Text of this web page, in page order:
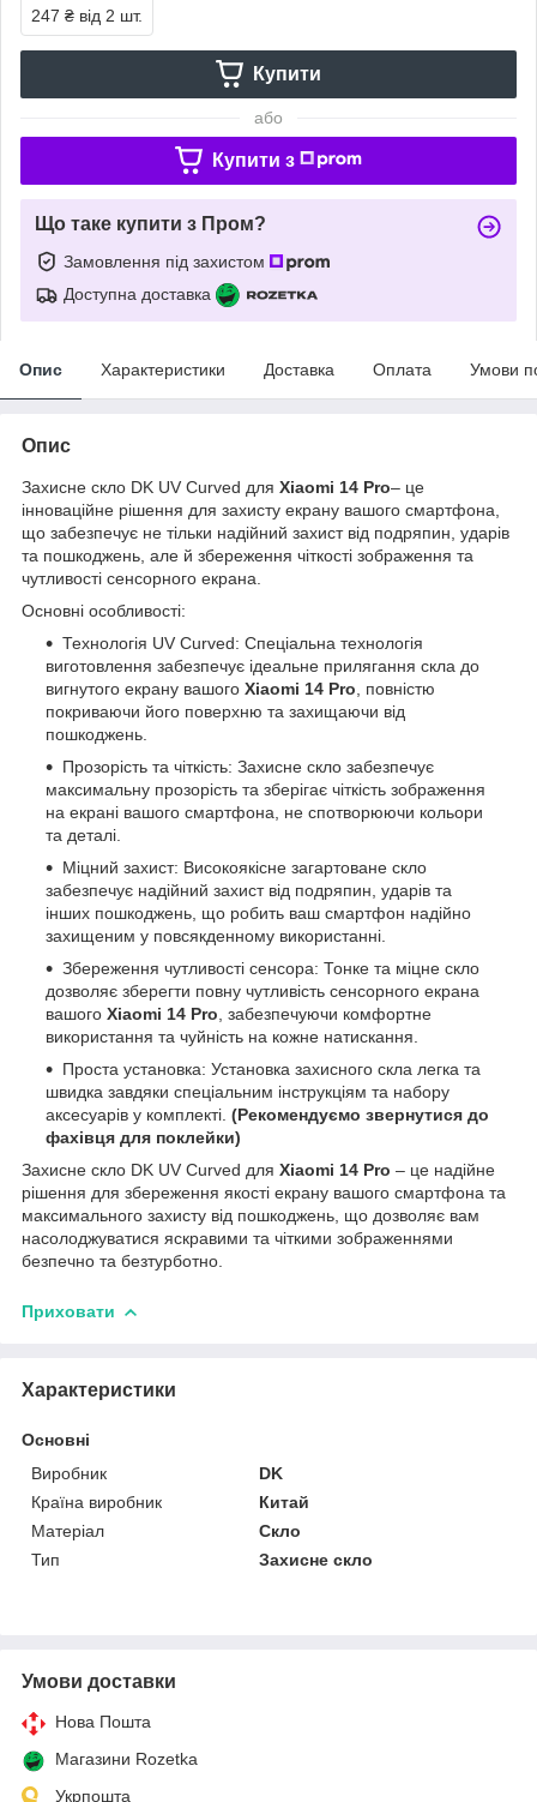
247 ₴ від 2 шт.
Купити
або
Купити з
Що таке купити з Пром?
Замовлення під захистом
Доступна доставка
Опис Характеристики Доставка Оплата Умови
Опис
Захисне скло DK UV Curved для Xiaomi 14 Pro– це
інноваційне рішення для захисту екрану вашого смартфона,
що забезпечує не тільки надійний захист від подряпин, ударів
та пошкоджень, але й збереження чіткості зображення та
чутливості сенсорного екрана.
Основні особливості:
Технологія UV Curved: Спеціальна технологія
виготовлення забезпечує ідеальне прилягання скла до
вигнутого екрану вашого Xiaomi 14 Pro , повністю
покриваючи його поверхню та захищаючи від
пошкоджень.
Прозорість та чіткість: Захисне скло забезпечує
максимальну прозорість та зберігає чіткість зображення
на екрані вашого смартфона, не спотворюючи кольори
та деталі.
Міцний захист: Високоякісне загартоване скло
забезпечує надійний захист від подряпин, ударів та
інших пошкоджень, що робить ваш смартфон надійно
захищеним у повсякденному використанні.
Збереження чутливості сенсора: Тонке та міцне скло
дозволяє зберегти повну чутливість сенсорного екрана
вашого Xiaomi 14 Pro , забезпечуючи комфортне
використання та чуйність на кожне натискання.
Проста установка: Установка захисного скла легка та
швидка завдяки спеціальним інструкціям та набору
аксесуарів у комплекті. (Рекомендуємо звернутися до
фахівця для поклейки)
Захисне скло DK UV Curved для Xiaomi 14 Pro – це надійне
рішення для збереження якості екрану вашого смартфона та
максимального захисту від пошкоджень, що дозволяє вам
насолоджуватися яскравими та чіткими зображеннями
безпечно та безтурботно.
Приховати
Характеристики
Основні
Виробник
DK
Країна виробник
Китай
Матеріал
Скло
Тип
Захисне скло
Умови доставки
Нова Пошта
Магазини Rozetka
Укрпошта